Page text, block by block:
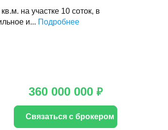
на участке 10 соток, в
и... Подробнее
360 000 000 ₽
Связаться с брокером